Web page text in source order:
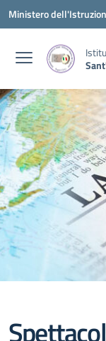
Vai ai contenuti
Vai al menu di
Vai al footer
Ministero